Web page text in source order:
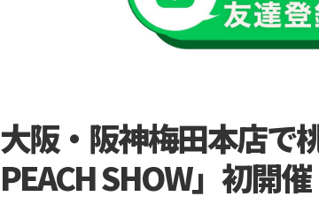
大阪・阪神梅田本店で
PEACH SHOW」初開催